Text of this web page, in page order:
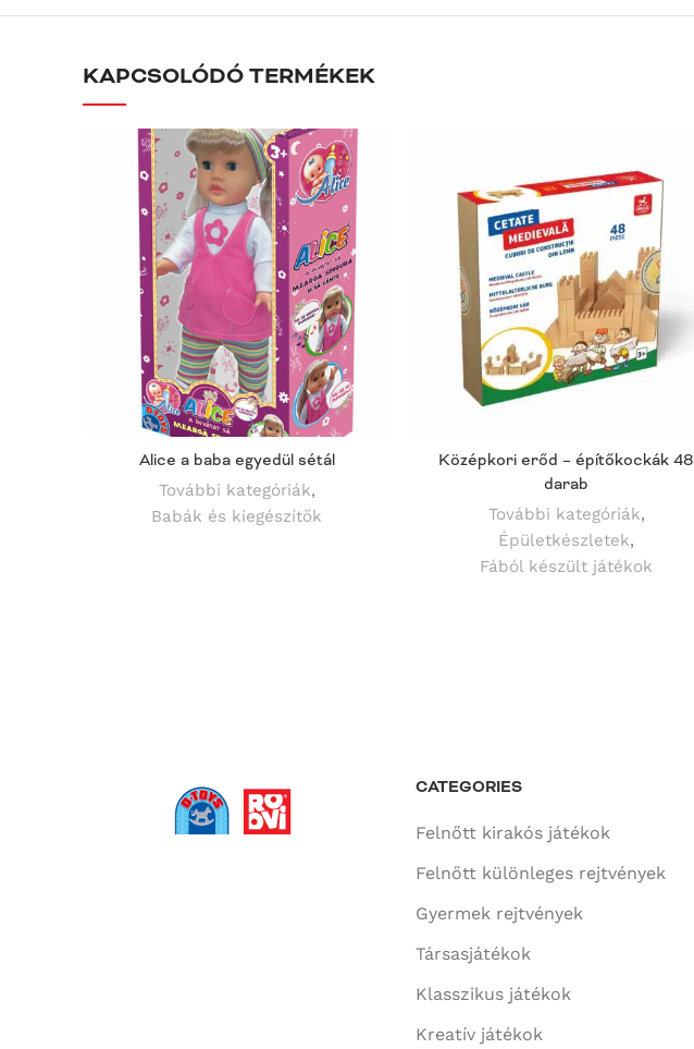
KAPCSOLÓDÓ TERMÉKEK
Alice a baba egyedül sétál
További kategóriák,
Babák és kiegészítők
Középkori erőd – építőkockák 48
darab
További kategóriák,
Épületkészletek,
Fából készült játékok
CATEGORIES
Felnőtt kirakós játékok
Felnőtt különleges rejtvények
Gyermek rejtvények
Társasjátékok
Klasszikus játékok
Kreatív játékok